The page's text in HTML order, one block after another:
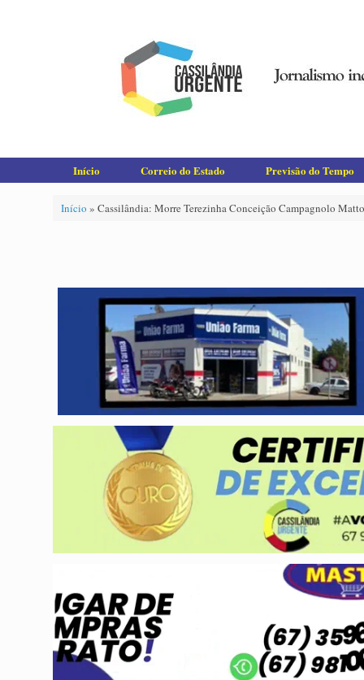
Início Correio do Estado Previsão do Tempo
Início » Cassilândia: Morre Terezinha Conceição Campagnolo